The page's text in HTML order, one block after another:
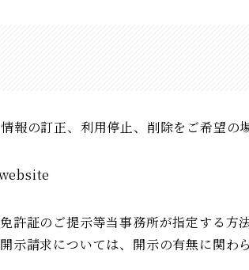
報の訂正、利用停止、削除をご希望の
許証のご提示等当事務所が指定する
示請求については、開示の有無に関